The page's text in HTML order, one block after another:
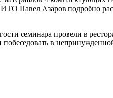
Павел Азаров подробно
семинара провели в
в